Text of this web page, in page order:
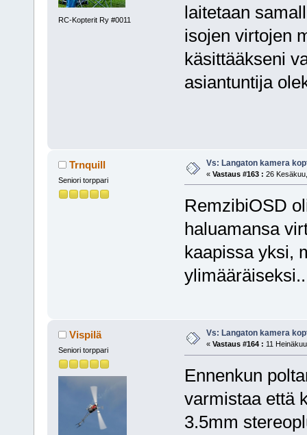
RC-Kopterit Ry #0011
laitetaan
isojen virtojen
käsittääkseni
asiantuntija
Trnquill
Seniori torppari
Vs: Langaton kamera
« Vastaus #163 : 26
RemzibiOSD
haluamansa
kaapissa yksi,
Vispilä
Seniori torppari
Vs: Langaton kamera
« Vastaus #164 : 11
Ennenkun
varmistaa että
3.5mm